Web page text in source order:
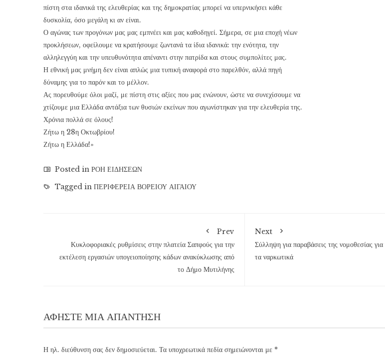
πίστη στα ιδανικά της ελευθερίας και της δημοκρατίας μπορεί να υπερνικήσει κάθε
δυσκολία, όσο μεγάλη κι αν είναι.
Ο αγώνας των προγόνων μας μας εμπνέει και μας καθοδηγεί. Σήμερα, σε μια εποχή νέων
προκλήσεων, οφείλουμε να κρατήσουμε ζωντανά τα ίδια ιδανικά: την ενότητα, την
αλληλεγγύη και την υπευθυνότητα απέναντι στην πατρίδα και στους συμπολίτες μας.
Η εθνική μας μνήμη δεν είναι απλώς μια τυπική αναφορά στο παρελθόν, αλλά πηγή
δύναμης για το παρόν και το μέλλον.
Ας πορευθούμε όλοι μαζί, με πίστη στις αξίες που μας ενώνουν, ώστε να συνεχίσουμε να
χτίζουμε μια Ελλάδα αντάξια των θυσιών εκείνων που αγωνίστηκαν για την ελευθερία της.
Χρόνια πολλά σε όλους!
Ζήτω η 28η Οκτωβρίου!
Ζήτω η Ελλάδα!»
Posted in ΡΟΗ ΕΙΔΗΣΕΩΝ
Tagged in ΠΕΡΙΦΕΡΕΙΑ ΒΟΡΕΙΟΥ ΑΙΓΑΙΟΥ
Prev
Κυκλοφοριακές ρυθμίσεις στην πλατεία Σαπφούς για την
εκτέλεση εργασιών υπογειοποίησης κάδων ανακύκλωσης από
το Δήμο Μυτιλήνης
Next
Σύλληψη για παραβάσεις της νομοθεσίας για
τα ναρκωτικά
ΑΦΉΣΤΕ ΜΙΑ ΑΠΆΝΤΗΣΗ
Η ηλ. διεύθυνση σας δεν δημοσιεύεται. Τα υποχρεωτικά πεδία σημειώνονται με *